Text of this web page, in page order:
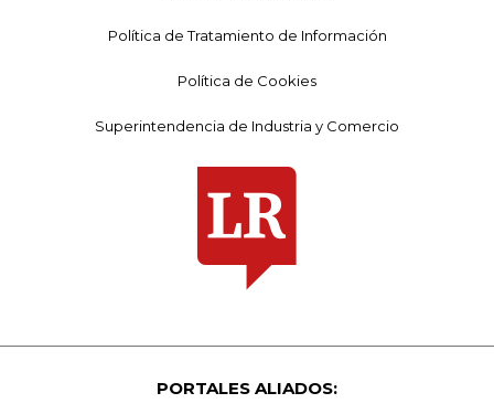
Política de Tratamiento de Información
Política de Cookies
Superintendencia de Industria y Comercio
PORTALES ALIADOS: